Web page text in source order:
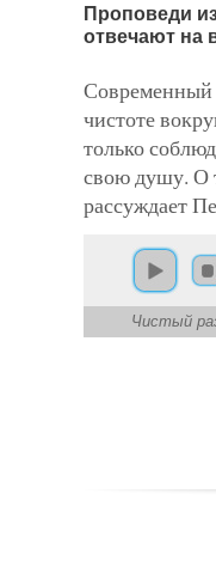
Проповеди
отвечают на
Современный
чистоте
только
свою душу. О
рассуждает
Чистый